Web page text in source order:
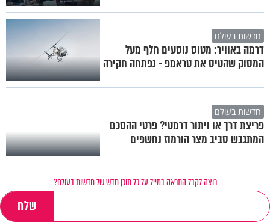
חדשות בעולם
דרמה באוויר: מטוס נוסעים חלף מעל
המסוק שהטיס את טראמפ - נפתחה חקירה
חדשות בעולם
פריצת דרך או ויתור דרמטי? פרטי ההסכם
המתגבש סביב מצר הורמוז נחשפים
רוצה לקבל התראה במייל על כל תוכן חדש של חדשות בעולם?